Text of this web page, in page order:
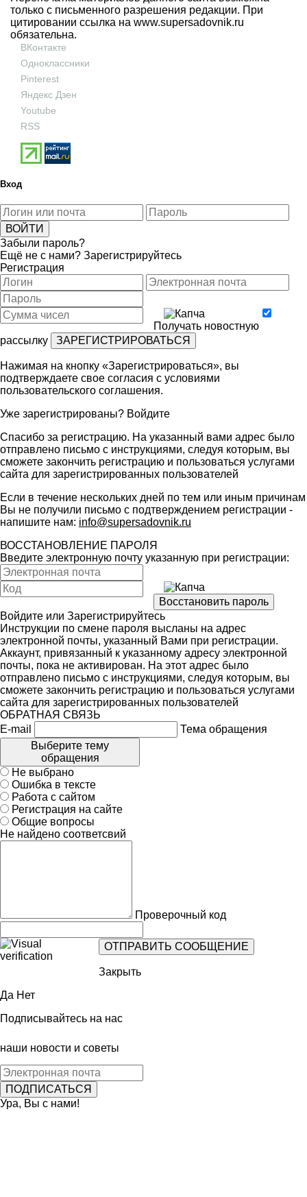
только с письменного разрешения редакции. При
цитировании ссылка на www.supersadovnik.ru
обязательна.
ВКонтакте
Одноклассники
Pinterest
Яндекс Дзен
Youtube
RSS
Вход
Забыли пароль?
Ещё не с нами? Зарегистрируйтесь
Регистрация
Получать новостную
рассылку
Нажимая на кнопку «Зарегистрироваться», вы
подтверждаете свое согласия с условиями
пользовательского соглашения.
Уже зарегистрированы? Войдите
Спасибо за регистрацию. На указанный вами адрес было
отправлено письмо с инструкциями, следуя которым, вы
сможете закончить регистрацию и пользоваться услугами
сайта для зарегистрированных пользователей
Если в течение нескольких дней по тем или иным причинам
Вы не получили письмо с подтверждением регистрации -
напишите нам: info@supersadovnik.ru
ВОССТАНОВЛЕНИЕ ПАРОЛЯ
Введите электронную почту указанную при регистрации:
Войдите или Зарегистрируйтесь
Инструкции по смене пароля высланы на адрес
электронной почты, указанный Вами при регистрации.
Аккаунт, привязанный к указанному адресу электронной
почты, пока не активирован. На этот адрес было
отправлено письмо с инструкциями, следуя которым, вы
сможете закончить регистрацию и пользоваться услугами
сайта для зарегистрированных пользователей
ОБРАТНАЯ СВЯЗЬ
E-mail
Тема обращения
Выберите тему
обращения
Не выбрано
Ошибка в тексте
Работа с сайтом
Регистрация на сайте
Общие вопросы
Не найдено соответсвий
Проверочный код
Закрыть
Да Нет
Подписывайтесь на нас
наши новости и советы
Ура, Вы с нами!